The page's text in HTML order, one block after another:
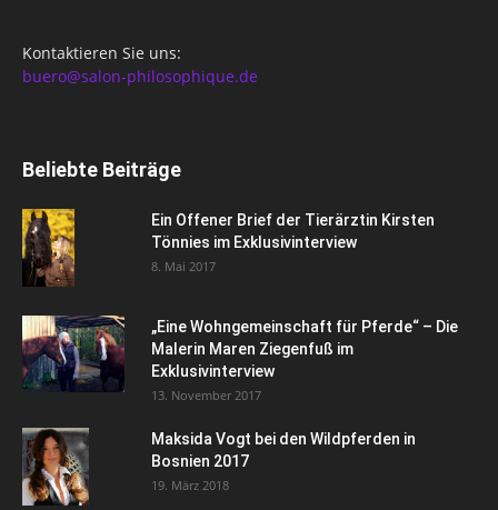
Kontaktieren Sie uns:
buero@salon-philosophique.de
Beliebte Beiträge
Ein Offener Brief der Tierärztin Kirsten
Tönnies im Exklusivinterview
8. Mai 2017
„Eine Wohngemeinschaft für Pferde“ – Die
Malerin Maren Ziegenfuß im
Exklusivinterview
13. November 2017
Maksida Vogt bei den Wildpferden in
Bosnien 2017
19. März 2018